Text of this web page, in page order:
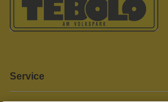
Service